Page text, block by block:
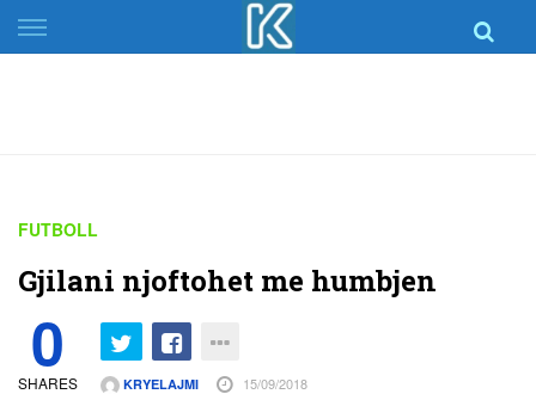
Skip
to
FUTBOLL
Gjilani njoftohet me humbjen
0
SHARES KRYELAJMI 15/09/2018